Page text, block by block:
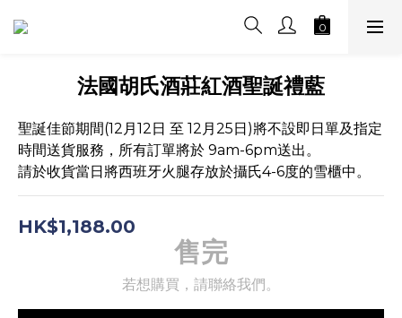
法國胡氏酒莊紅酒聖誕禮藍
聖誕佳節期間(12月12日 至 12月25日)將不設即日單及指定
時間送貨服務，所有訂單將於 9am-6pm送出。
請於收貨當日將西班牙火腿存放於攝氏4-6度的雪櫃中。
HK$1,188.00
售完
若想購買，請聯絡我們。